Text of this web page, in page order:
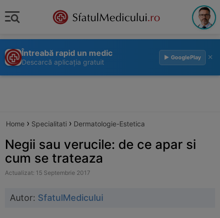
Întreabă rapid un medic
Descarcă aplicația gratuit
▶ GooglePlay ×
Home › Specialitati › Dermatologie-Estetica
Negii sau verucile: de ce apar si
cum se trateaza
Actualizat: 15 Septembrie 2017
Autor: SfatulMedicului